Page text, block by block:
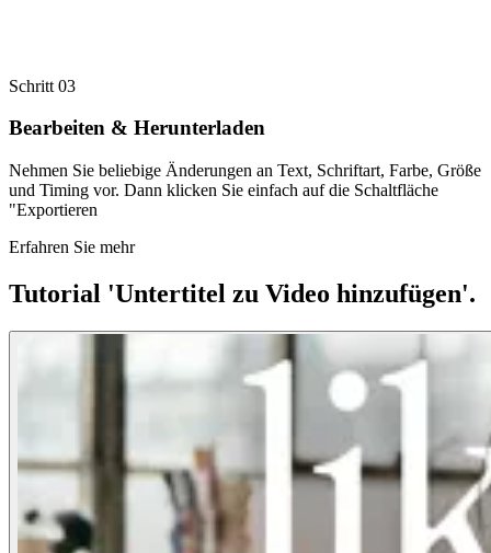
Schritt 03
Bearbeiten & Herunterladen
Nehmen Sie beliebige Änderungen an Text, Schriftart, Farbe, Größe
und Timing vor. Dann klicken Sie einfach auf die Schaltfläche
"Exportieren
Erfahren Sie mehr
Tutorial 'Untertitel zu Video hinzufügen'.